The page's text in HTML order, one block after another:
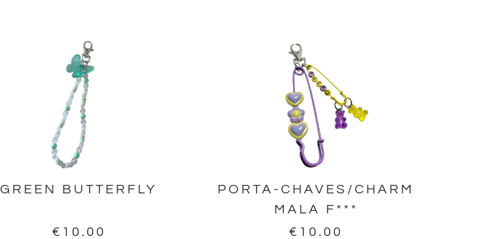
GREEN BUTTERFLY
€ 10.00
PORTA-CHAVES/CHARM
MALA F***
€ 10.00